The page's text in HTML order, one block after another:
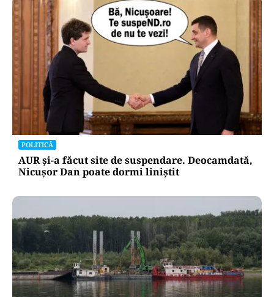
POLITICĂ
AUR și-a făcut site de suspendare. Deocamdată,
Nicușor Dan poate dormi liniștit